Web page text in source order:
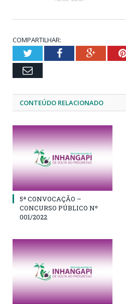
COMPARTILHAR:
TwitterFacebook
Email
CONTEÚDO RELACIONADO
5ª CONVOCAÇÃO –
CONCURSO PÚBLICO Nº
001/2022